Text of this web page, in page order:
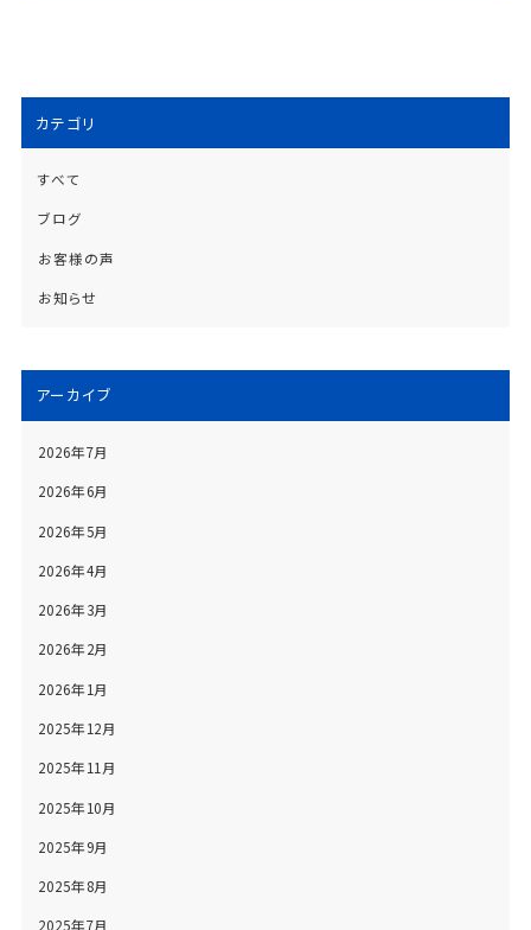
カテゴリ
すべて
ブログ
お客様の声
お知らせ
アーカイブ
2026年7月
2026年6月
2026年5月
2026年4月
2026年3月
2026年2月
2026年1月
2025年12月
2025年11月
2025年10月
2025年9月
2025年8月
2025年7月